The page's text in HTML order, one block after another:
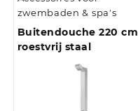
zwembaden & spa's
Buitendouche 220 cm
roestvrij staal